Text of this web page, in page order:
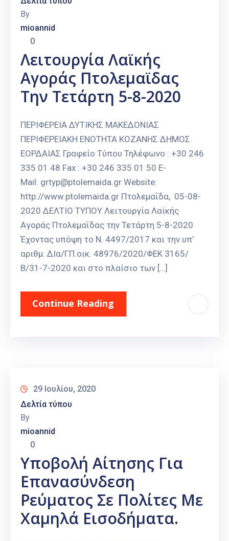
By
mioannid
0
Λειτουργία Λαϊκής
Αγοράς Πτολεμαϊδας
Την Τετάρτη 5-8-2020
ΠΕΡΙΦΕΡΕΙΑ ΔΥΤΙΚΗΣ ΜΑΚΕΔΟΝΙΑΣ
ΠΕΡΙΦΕΡΕΙΑΚΗ ΕΝΟΤΗΤΑ ΚΟΖΑΝΗΣ ΔΗΜΟΣ
ΕΟΡΔΑΙΑΣ Γραφείο Τύπου Τηλέφωνο : +30 246
335 01 48 Fax : +30 246 335 01 50 E-
Mail: grtyp@ptolemaida.gr Website:
http://www.ptolemaida.gr Πτολεμαΐδα, 05-08-
2020 ΔΕΛΤΙΟ ΤΥΠΟΥ Λειτουργία Λαϊκής
Αγοράς Πτολεμαΐδας την Τετάρτη 5-8-2020
Έχοντας υπόψη το Ν. 4497/2017 και την υπ’
αριθμ. ΔΙα/ΓΠ.οικ. 48976/2020/ΦΕΚ 3165/
Β/31-7-2020 και στο πλαίσιο των […]
Continue Reading
29 Ιουλίου, 2020
Δελτία τύπου
By
mioannid
0
Υποβολή Αίτησης Για
Επανασύνδεση
Ρεύματος Σε Πολίτες Με
Χαμηλά Εισοδήματα.